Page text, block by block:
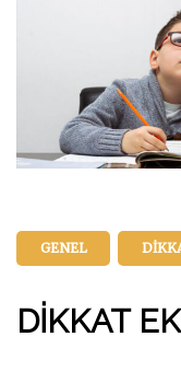
GENEL
DİKKAT